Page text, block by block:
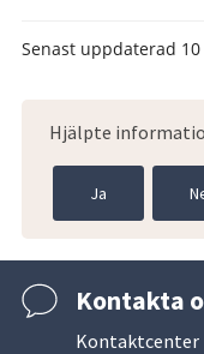
Senast uppdaterad
Hjälpte
Ja
Kontakta
Kontaktcenter